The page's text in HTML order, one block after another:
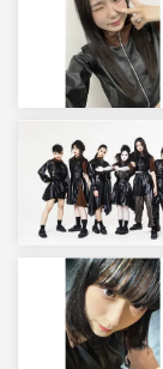
リリース情報